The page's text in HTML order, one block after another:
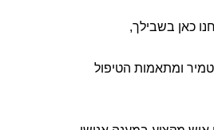
כאן בשבילך,
טמיר ומתאמות הטיפול